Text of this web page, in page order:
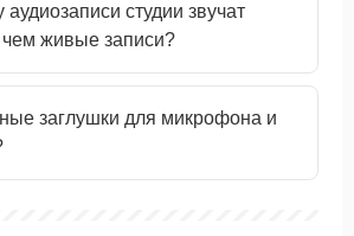
аудиозаписи студии звучат
живые записи?
заглушки для микрофона и